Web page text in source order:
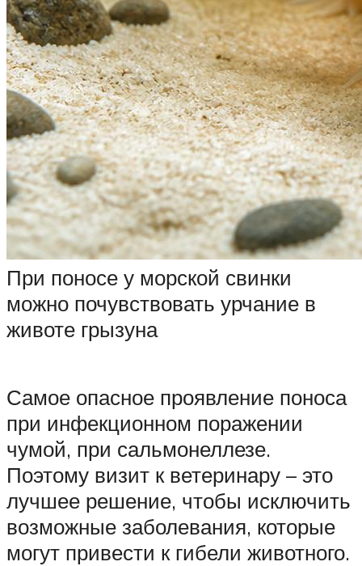
При поносе у морской свинки
можно почувствовать урчание в
животе грызуна
Самое опасное проявление поноса
при инфекционном поражении
чумой, при сальмонеллезе.
Поэтому визит к ветеринару – это
лучшее решение, чтобы исключить
возможные заболевания, которые
могут привести к гибели животного.